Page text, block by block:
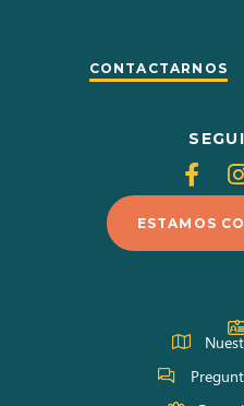
CONTACTARNOS
en
ESTAMOS